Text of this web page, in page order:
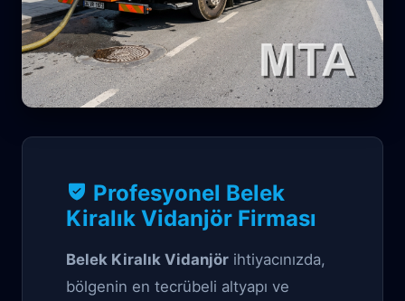
Belek Kiralık
Vidanjör
Profesyonel Belek
Kiralık Vidanjör Firması
Belek Kiralık Vidanjör ihtiyacınızda,
bölgenin en tecrübeli altyapı ve